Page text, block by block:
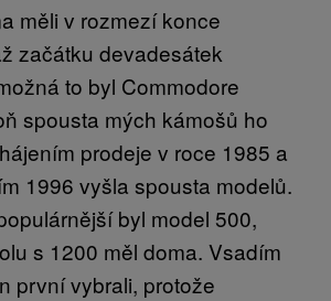
měli v rozmezí konce
začátku devadesátek
to byl Commodore
spousta mých kámošů ho
prodeje v roce 1985 a
1996 vyšla spousta modelů.
byl model 500,
s 1200 měl doma. Vsadím
první vybrali, protože